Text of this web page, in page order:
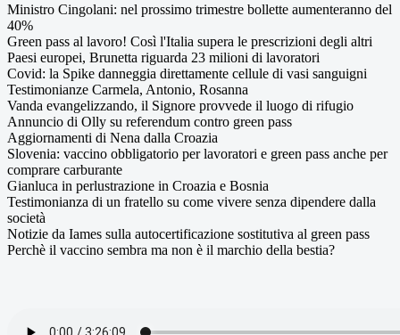
Ministro Cingolani: nel prossimo trimestre bollette aumenteranno del
40%
Green pass al lavoro! Così l'Italia supera le prescrizioni degli altri
Paesi europei, Brunetta riguarda 23 milioni di lavoratori
Covid: la Spike danneggia direttamente cellule di vasi sanguigni
Testimonianze Carmela, Antonio, Rosanna
Vanda evangelizzando, il Signore provvede il luogo di rifugio
Annuncio di Olly su referendum contro green pass
Aggiornamenti di Nena dalla Croazia
Slovenia: vaccino obbligatorio per lavoratori e green pass anche per
comprare carburante
Gianluca in perlustrazione in Croazia e Bosnia
Testimonianza di un fratello su come vivere senza dipendere dalla
società
Notizie da Iames sulla autocertificazione sostitutiva al green pass
Perchè il vaccino sembra ma non è il marchio della bestia?